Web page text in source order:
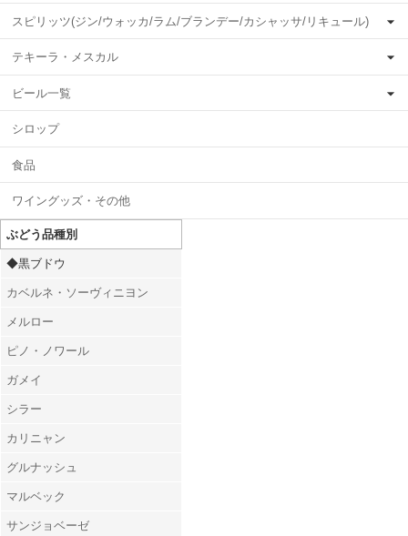
スピリッツ(ジン/ウォッカ/ラム/ブランデー/カシャッサ/リキュール)
テキーラ・メスカル
ビール一覧
シロップ
食品
ワイングッズ・その他
ぶどう品種別
◆黒ブドウ
カベルネ・ソーヴィニヨン
メルロー
ピノ・ノワール
ガメイ
シラー
カリニャン
グルナッシュ
マルベック
サンジョベーゼ